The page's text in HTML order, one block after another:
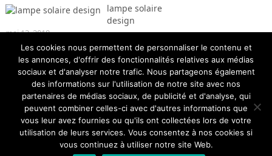
lampe solaire
design
mai 13, 2018
Les cookies nous permettent de personnaliser le contenu et
les annonces, d'offrir des fonctionnalités relatives aux médias
sociaux et d'analyser notre trafic. Nous partageons également
des informations sur l'utilisation de notre site avec nos
partenaires de médias sociaux, de publicité et d'analyse, qui
peuvent combiner celles-ci avec d'autres informations que
vous leur avez fournies ou qu'ils ont collectées lors de votre
utilisation de leurs services. Vous consentez à nos cookies si
vous continuez à utiliser notre site Web.